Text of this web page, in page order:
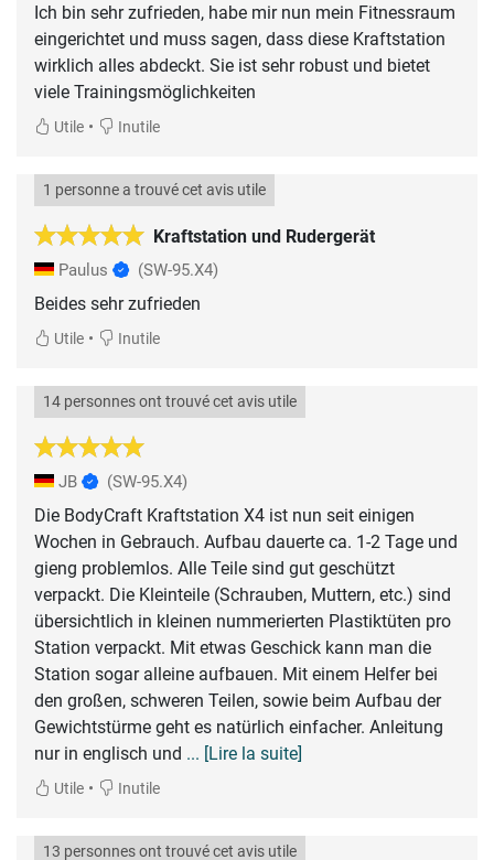
Ich bin sehr zufrieden, habe mir nun mein Fitnessraum
eingerichtet und muss sagen, dass diese Kraftstation
wirklich alles abdeckt. Sie ist sehr robust und bietet
viele Trainingsmöglichkeiten
Utile • Inutile
Kraftstation und Rudergerät
1 personne a trouvé cet avis utile
Paulus (SW-95.X4)
Beides sehr zufrieden
Utile • Inutile
14 personnes ont trouvé cet avis utile
JB (SW-95.X4)
Die BodyCraft Kraftstation X4 ist nun seit einigen
Wochen in Gebrauch. Aufbau dauerte ca. 1-2 Tage und
gieng problemlos. Alle Teile sind gut geschützt
verpackt. Die Kleinteile (Schrauben, Muttern, etc.) sind
übersichtlich in kleinen nummerierten Plastiktüten pro
Station verpackt. Mit etwas Geschick kann man die
Station sogar alleine aufbauen. Mit einem Helfer bei
den großen, schweren Teilen, sowie beim Aufbau der
Gewichtstürme geht es natürlich einfacher. Anleitung
nur in englisch und ... [Lire la suite]
Utile • Inutile
13 personnes ont trouvé cet avis utile